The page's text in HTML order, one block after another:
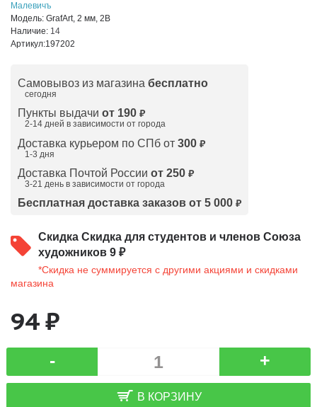
Малевичъ
Модель: GrafArt, 2 мм, 2В
Наличие: 14
Артикул:197202
Самовывоз из магазина бесплатно
сегодня
Пункты выдачи от 190 ₽
2-14 дней в зависимости от города
Доставка курьером по СПб от 300 ₽
1-3 дня
Доставка Почтой России от 250 ₽
3-21 день в зависимости от города
Бесплатная доставка заказов от 5 000 ₽
Скидка Скидка для студентов и членов Союза
художников 9 ₽
*Скидка не суммируется с другими акциями и скидками
магазина
94 ₽
- +
В КОРЗИНУ